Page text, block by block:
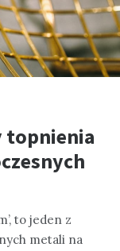
topnienia
to jeden z
metali na